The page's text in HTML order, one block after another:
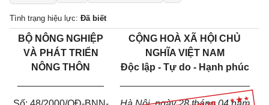
Tình trạng hiệu lực: Đã biết
BỘ NÔNG NGHIỆP
VÀ PHÁT TRIỂN
NÔNG THÔN
CỘNG HOÀ XÃ HỘI CHỦ
NGHĨA VIỆT NAM
Độc lập - Tự do - Hạnh phúc